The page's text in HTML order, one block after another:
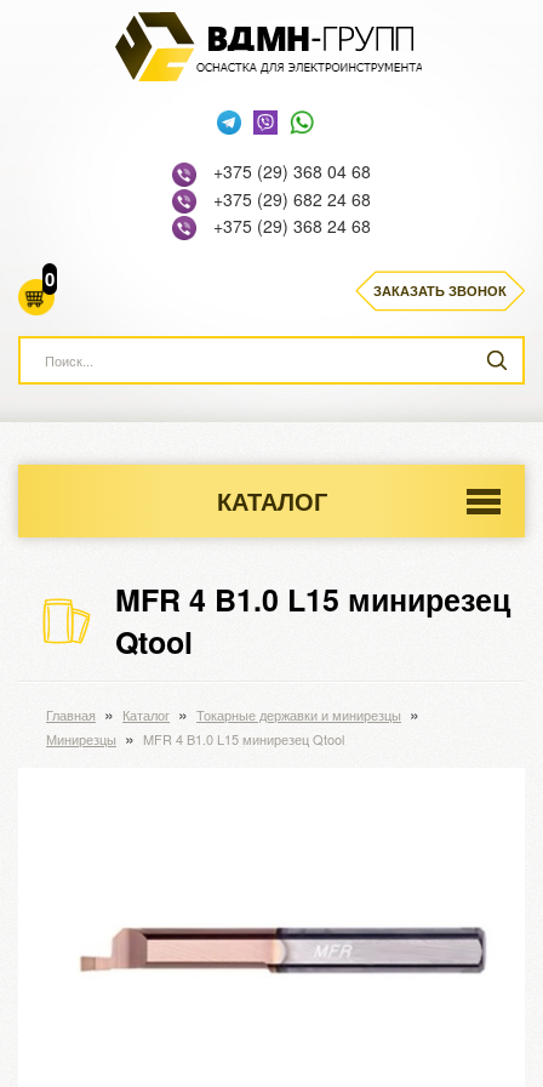
+375 (29) 368 04 68
+375 (29) 682 24 68
+375 (29) 368 24 68
0 ЗАКАЗАТЬ ЗВОНОК
КАТАЛОГ
MFR 4 B1.0 L15 минирезец
Qtool
Главная » Каталог » Токарные державки и минирезцы »
Минирезцы » MFR 4 B1.0 L15 минирезец Qtool